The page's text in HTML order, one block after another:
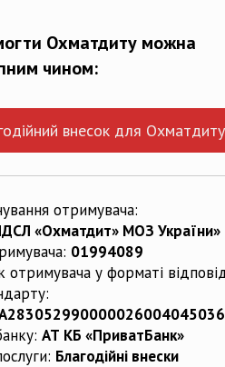
Охматдиту можна
чином:
внесок для Охматдиту
отримувача:
«Охматдит» МОЗ України»
01994089
отримувача у форматі
АТ КБ «ПриватБанк»
Благодійні внески